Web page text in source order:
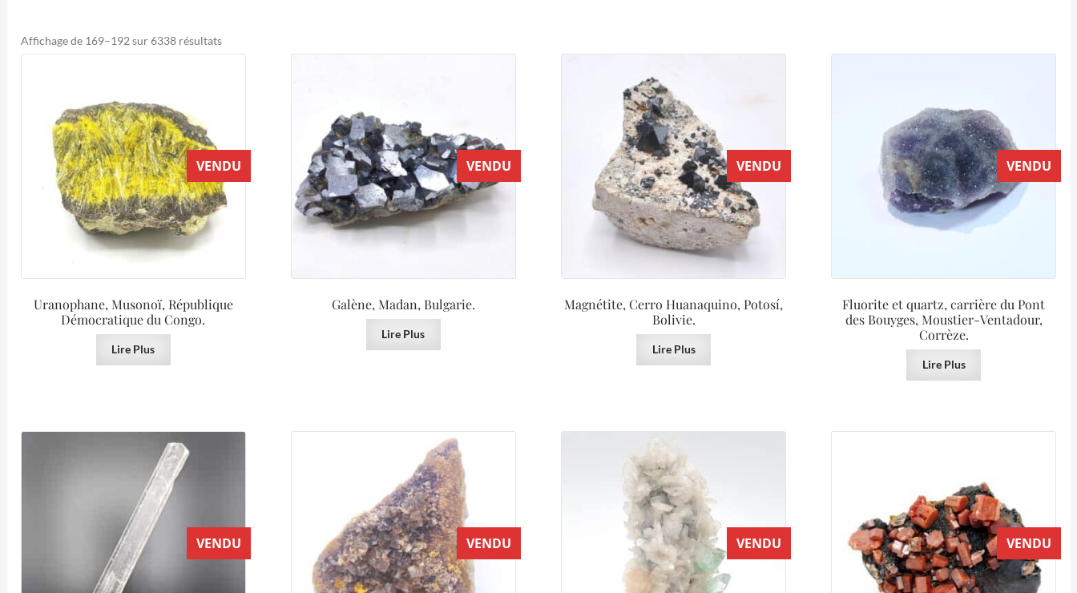
Affichage de 169–192 sur 6338 résultatsTrié
du
VENDU
Uranophane, Musonoï, République
Démocratique du Congo.
Lire Plus
VENDU
Galène, Madan, Bulgarie.
Lire Plus
VENDU
Magnétite, Cerro Huanaquino, Potosí,
Bolivie.
Lire Plus
VENDU
Fluorite et quartz, carrière du Pont
des Bouyges, Moustier-Ventadour,
Corrèze.
Lire Plus
VENDU VENDU VENDU VENDU